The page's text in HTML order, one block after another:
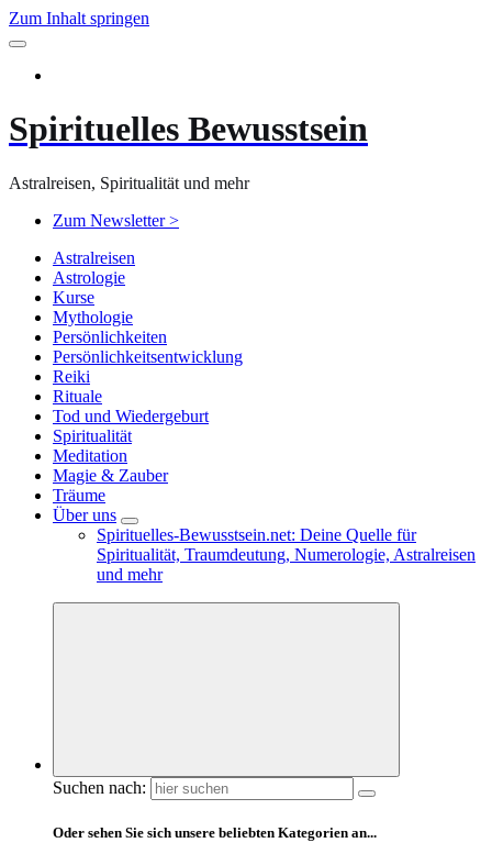
Zum Inhalt springen
Spirituelles Bewusstsein
Astralreisen, Spiritualität und mehr
Zum Newsletter >
Astralreisen
Astrologie
Kurse
Mythologie
Persönlichkeiten
Persönlichkeitsentwicklung
Reiki
Rituale
Tod und Wiedergeburt
Spiritualität
Meditation
Magie & Zauber
Träume
Über uns
Spirituelles-Bewusstsein.net: Deine Quelle für
Spiritualität, Traumdeutung, Numerologie, Astralreisen
und mehr
Suchen nach:
Oder sehen Sie sich unsere beliebten Kategorien an...